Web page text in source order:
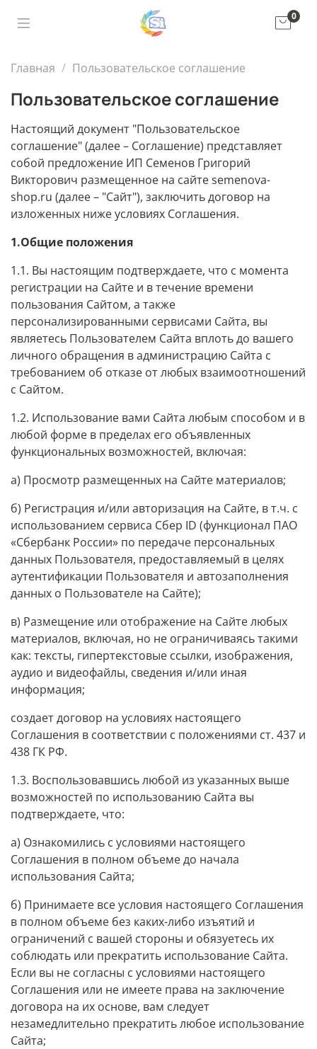
0
Главная Пользовательское соглашение
Пользовательское соглашение
Настоящий документ "Пользовательское
соглашение" (далее – Соглашение) представляет
собой предложение ИП Семенов Григорий
Викторович размещенное на сайте semenova-
shop.ru (далее – "Сайт"), заключить договор на
изложенных ниже условиях Соглашения.
1.Общие положения
1.1. Вы настоящим подтверждаете, что с момента
регистрации на Сайте и в течение времени
пользования Сайтом, а также
персонализированными сервисами Сайта, вы
являетесь Пользователем Сайта вплоть до вашего
личного обращения в администрацию Сайта с
требованием об отказе от любых взаимоотношений
с Сайтом.
1.2. Использование вами Сайта любым способом и в
любой форме в пределах его объявленных
функциональных возможностей, включая:
а) Просмотр размещенных на Сайте материалов;
б) Регистрация и/или авторизация на Сайте, в т.ч. с
использованием сервиса Сбер ID (функционал ПАО
«Сбербанк России» по передаче персональных
данных Пользователя, предоставляемый в целях
аутентификации Пользователя и автозаполнения
данных о Пользователе на Сайте);
в) Размещение или отображение на Сайте любых
материалов, включая, но не ограничиваясь такими
как: тексты, гипертекстовые ссылки, изображения,
аудио и видеофайлы, сведения и/или иная
информация;
создает договор на условиях настоящего
Соглашения в соответствии с положениями ст. 437 и
438 ГК РФ.
1.3. Воспользовавшись любой из указанных выше
возможностей по использованию Сайта вы
подтверждаете, что:
а) Ознакомились с условиями настоящего
Соглашения в полном объеме до начала
использования Сайта;
б) Принимаете все условия настоящего Соглашения
в полном объеме без каких-либо изъятий и
ограничений с вашей стороны и обязуетесь их
соблюдать или прекратить использование Сайта.
Если вы не согласны с условиями настоящего
Соглашения или не имеете права на заключение
договора на их основе, вам следует
незамедлительно прекратить любое использование
Сайта;